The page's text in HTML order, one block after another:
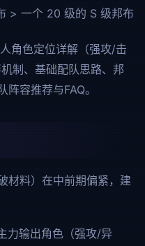
> 一个 20 级的 S 级邦布
角色定位详解（强攻/击
制、基础配队思路、邦
容推荐与FAQ。
材料）在中前期偏紧，建
力输出角色（强攻/异